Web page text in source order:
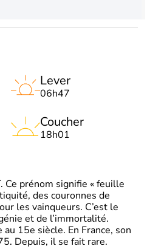
Lever
06h47
Coucher
18h01
Ce prénom signifie « feuille
des couronnes de
les vainqueurs. C’est le
et de l’immortalité.
15e siècle. En France, son
Depuis, il se fait rare.